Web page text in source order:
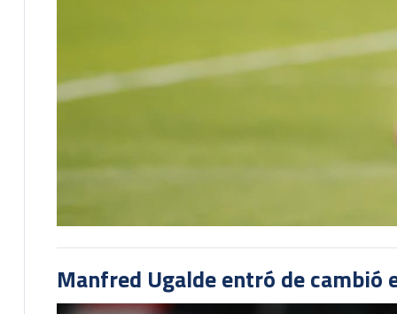
Manfred Ugalde entró de cambió